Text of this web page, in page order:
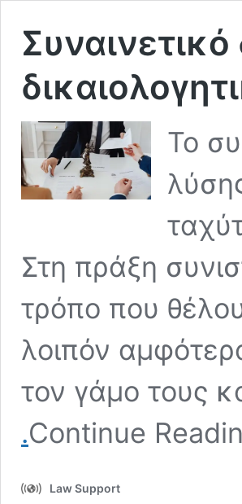
Συναινετικό
Το
Στη πράξη
τρόπο που
λοιπόν
τον γάμο τους
Συναινετικό
διαζύγιο
και
.Continue
Law Support